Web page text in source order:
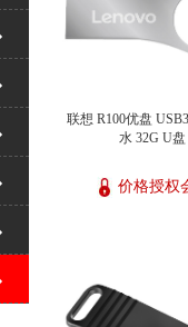
联想 R100优盘
水 32G U盘
价格授权